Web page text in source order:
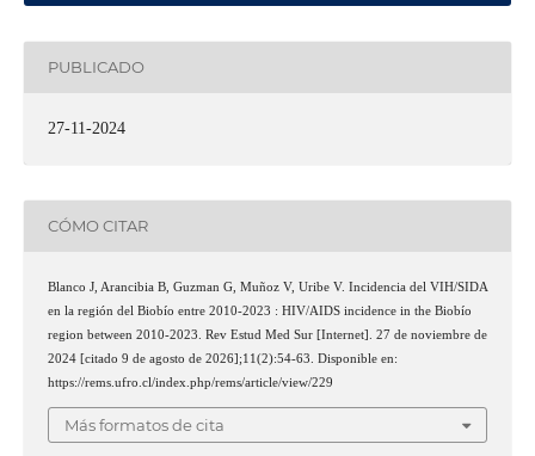
PUBLICADO
27-11-2024
CÓMO CITAR
Blanco J, Arancibia B, Guzman G, Muñoz V, Uribe V. Incidencia del VIH/SIDA
en la región del Biobío entre 2010-2023 : HIV/AIDS incidence in the Biobío
region between 2010-2023. Rev Estud Med Sur [Internet]. 27 de noviembre de
2024 [citado 9 de agosto de 2026];11(2):54-63. Disponible en:
https://rems.ufro.cl/index.php/rems/article/view/229
Más formatos de cita